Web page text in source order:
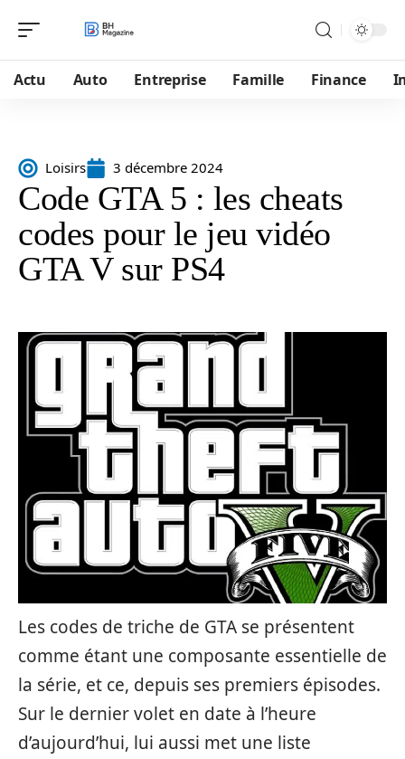
Actu Auto Entreprise Famille Finance
Loisirs 3 décembre 2024
Code GTA 5 : les cheats
codes pour le jeu vidéo
GTA V sur PS4
Les codes de triche de GTA se présentent
comme étant une composante essentielle de
la série, et ce, depuis ses premiers épisodes.
Sur le dernier volet en date à l’heure
d’aujourd’hui, lui aussi met une liste